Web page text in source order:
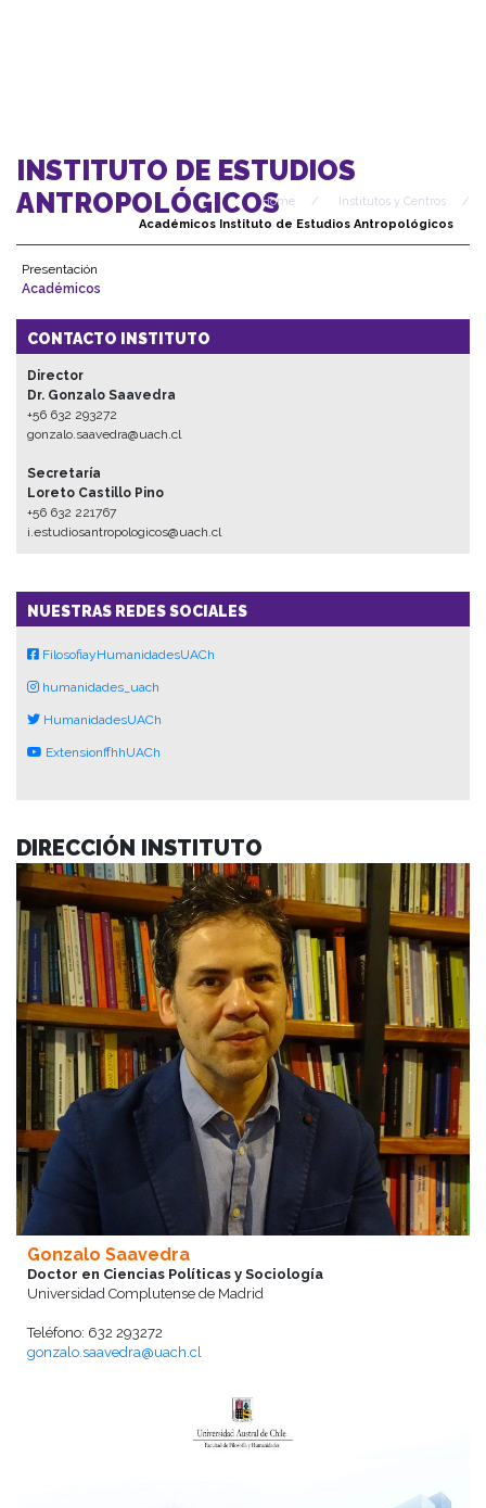
INSTITUTO DE ESTUDIOS
ANTROPOLÓGICOSHome / Institutos y Centros
/
Académicos Instituto de Estudios Antropológicos
Presentación
Académicos
CONTACTO INSTITUTO
Director
Dr. Gonzalo Saavedra
+56 632 293272
gonzalo.saavedra@uach.cl
Secretaría
Loreto Castillo Pino
+56 632 221767
i.estudiosantropologicos@uach.cl
NUESTRAS REDES SOCIALES
FilosofiayHumanidadesUACh
humanidades_uach
HumanidadesUACh
ExtensionffhhUACh
DIRECCIÓN INSTITUTO
Gonzalo Saavedra
Doctor en Ciencias Políticas y Sociología
Universidad Complutense de Madrid
Teléfono: 632 293272
gonzalo.saavedra@uach.cl